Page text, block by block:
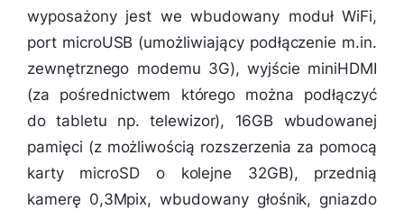
wyposażony jest we wbudowany moduł WiFi,
port microUSB (umożliwiający podłączenie m.in.
zewnętrznego modemu 3G), wyjście miniHDMI
(za pośrednictwem którego można podłączyć
do tabletu np. telewizor), 16GB wbudowanej
pamięci (z możliwością rozszerzenia za pomocą
karty microSD o kolejne 32GB), przednią
kamerę 0,3Mpix, wbudowany głośnik, gniazdo